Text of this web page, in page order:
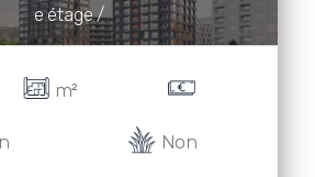
e étage /
m²
Non